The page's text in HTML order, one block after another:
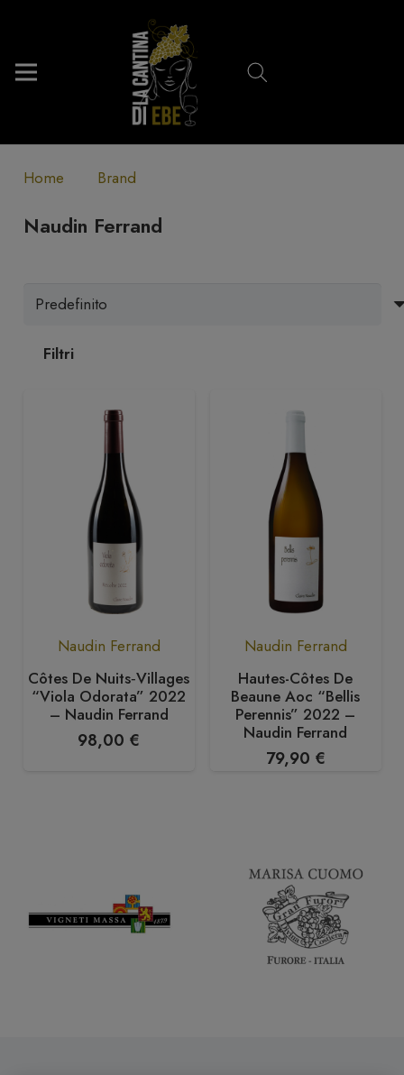
Home Brand
Naudin Ferrand
Filtri
Naudin Ferrand
Côtes De Nuits‑Villages
“Viola Odorata” 2022
– Naudin Ferrand
98,00 €
Naudin Ferrand
Hautes-Côtes De
Beaune Aoc “Bellis
Perennis” 2022 –
Naudin Ferrand
79,90 €